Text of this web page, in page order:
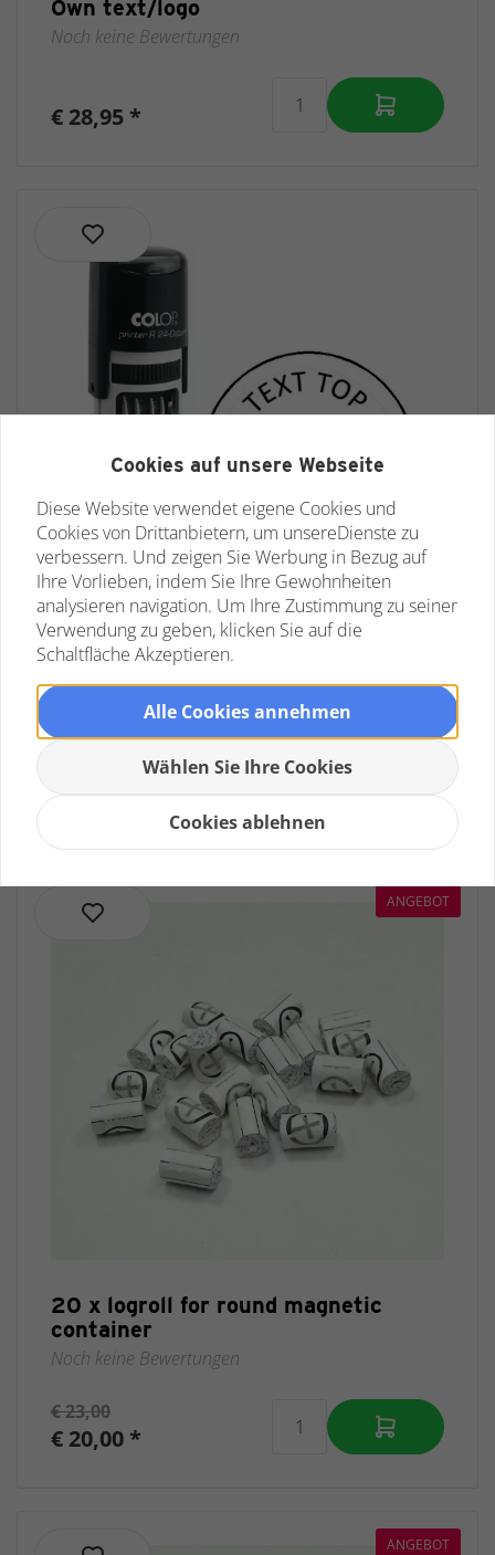
Own text/logo
Noch keine Bewertungen
€ 28,95 *
Log stamp Date - 30 mm circle -
Own text/logo
Noch keine Bewertungen
€ 43,95 *
ANGEBOT
20 x logroll for round magnetic
container
Noch keine Bewertungen
€ 23,00
€ 20,00 *
ANGEBOT
Cookies auf unsere Webseite
Diese Website verwendet eigene Cookies und
Cookies von Drittanbietern, um unsereDienste zu
verbessern. Und zeigen Sie Werbung in Bezug auf
Ihre Vorlieben, indem Sie Ihre Gewohnheiten
analysieren navigation. Um Ihre Zustimmung zu seiner
Verwendung zu geben, klicken Sie auf die
Schaltfläche Akzeptieren.
Alle Cookies annehmen
Wählen Sie Ihre Cookies
Cookies ablehnen